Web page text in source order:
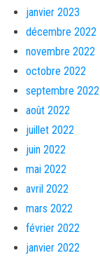
janvier 2023
décembre 2022
novembre 2022
octobre 2022
septembre 2022
août 2022
juillet 2022
juin 2022
mai 2022
avril 2022
mars 2022
février 2022
janvier 2022